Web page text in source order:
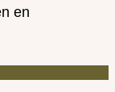
en